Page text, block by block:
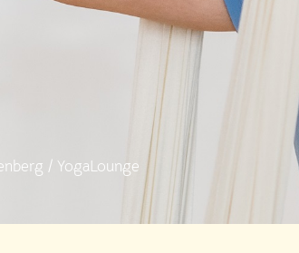
/ YogaLounge